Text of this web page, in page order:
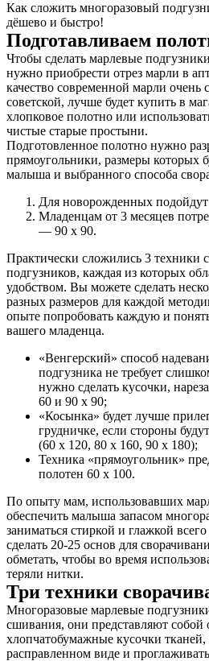
О нас
Услуги
Акции
Отзывы
Статьи
Как сложить многоразовый
дёшево и быстро!
Подготавливаем
Чтобы сделать марлевые
нужно приобрести отрез марли в
качество современной марли очень
советской, лучше будет купить в
хлопковое полотно или
чистые старые простыни.
Подготовленное полотно нужно
прямоугольники, размеры которых
малыша и выбранного способа
Для новорожденных
Младенцам от 3 месяцев
— 90 х 90.
Практически сложились 3 техники
подгузников, каждая из которых
удобством. Вы можете сделать
разных размеров для каждой
опыте попробовать каждую и
вашего младенца.
«Венгерский» способ
подгузника не требует
нужно сделать кусочки,
60 и 90 х 90;
«Косынка» будет лучше
грудничке, если стороны
(60 х 120, 80 х 160, 90 х 180);
Техника «прямоугольник»
полотен 60 х 100.
По опыту мам, использовавших
обеспечить малыша запасом
заниматься стиркой и глажкой
сделать 20-25 основ для
обметать, чтобы во время
теряли нитки.
Три техники
Многоразовые марлевые
сшивания, они представляют
хлопчатобумажные кусочки
расправленном виде и